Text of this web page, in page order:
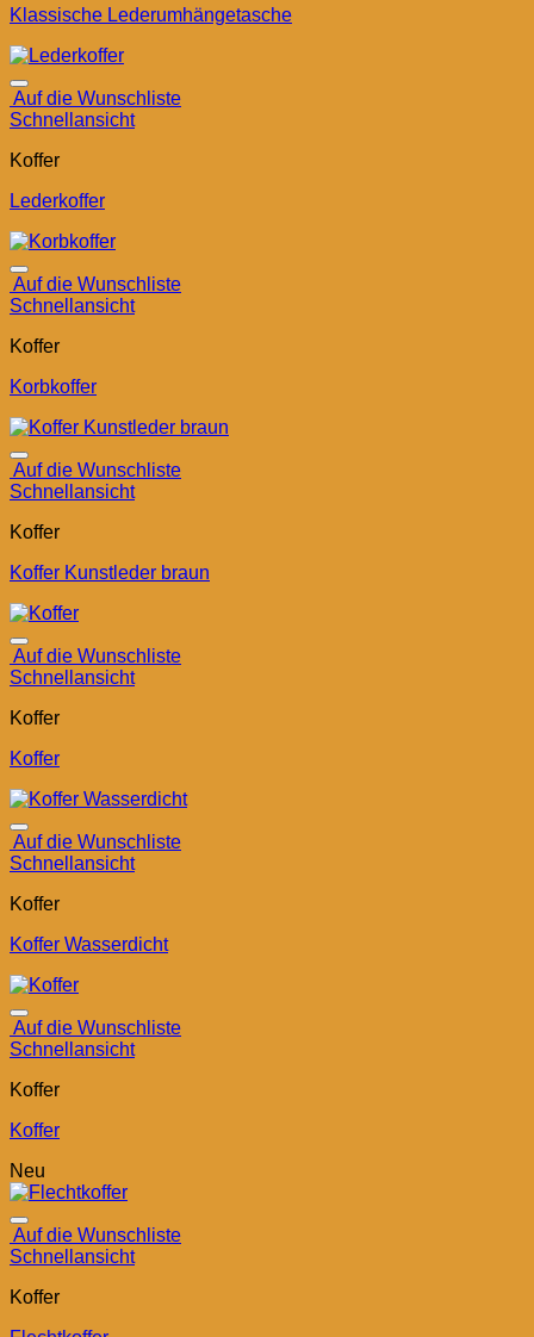
Klassische Lederumhängetasche
Auf die Wunschliste
Schnellansicht
Koffer
Lederkoffer
Auf die Wunschliste
Schnellansicht
Koffer
Korbkoffer
Auf die Wunschliste
Schnellansicht
Koffer
Koffer Kunstleder braun
Auf die Wunschliste
Schnellansicht
Koffer
Koffer
Auf die Wunschliste
Schnellansicht
Koffer
Koffer Wasserdicht
Auf die Wunschliste
Schnellansicht
Koffer
Koffer
Neu
Auf die Wunschliste
Schnellansicht
Koffer